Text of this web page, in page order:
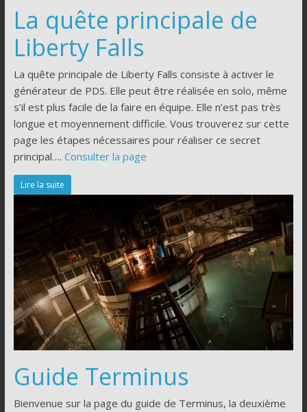
La quête principale de
Liberty Falls
La quête principale de Liberty Falls consiste à activer le
générateur de PDS. Elle peut être réalisée en solo, même
s’il est plus facile de la faire en équipe. Elle n’est pas très
longue et moyennement difficile. Vous trouverez sur cette
page les étapes nécessaires pour réaliser ce secret
principal…. Consulter la page
Lire la suite
Guide Terminus
Bienvenue sur la page du guide de Terminus, la deuxième